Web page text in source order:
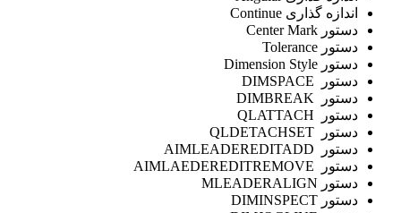
اندازه گذاری Continue
دستور Center Mark
دستور Tolerance
دستور Dimension Style
دستور DIMSPACE
دستور DIMBREAK
دستور QLATTACH
دستور QLDETACHSET
دستور AIMLEADEREDITADD
دستور AIMLAEDEREDITREMOVE
دستور MLEADERALIGN
دستور DIMINSPECT